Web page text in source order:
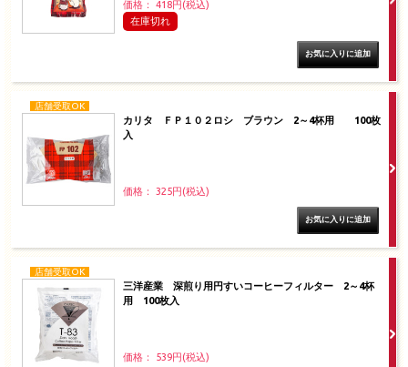
価格： 418円(税込)
在庫切れ
店舗受取OK
カリタ ＦＰ１０２ロシ ブラウン 2～4杯用 100枚
入
価格： 325円(税込)
店舗受取OK
三洋産業 深煎り用円すいコーヒーフィルター 2～4杯
用 100枚入
価格： 539円(税込)